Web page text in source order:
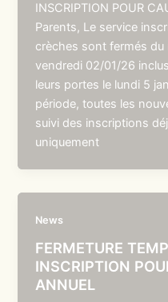
INSCRIPTION POUR
Parents, Le service
crèches sont fermés
vendredi 02/01/26
leurs portes le lundi 5
période, toutes les
suivi des inscriptions
uniquement
News
FERMETURE
INSCRIPTION
ANNUEL